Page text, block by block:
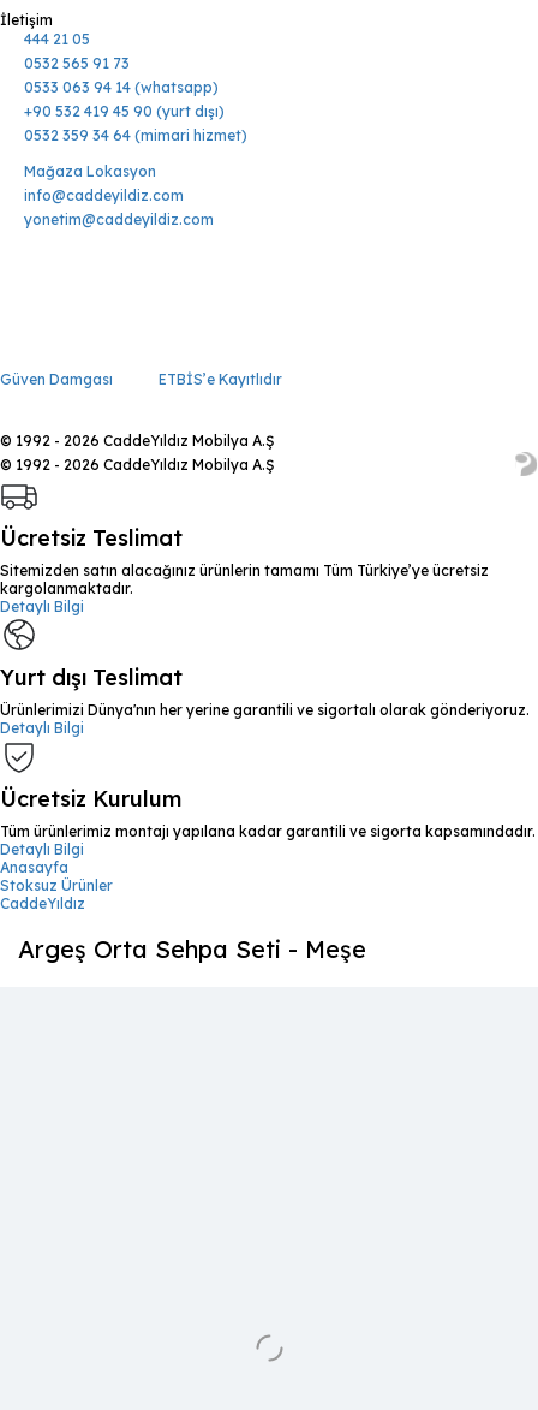
İletişim
444 21 05
0532 565 91 73
0533 063 94 14 (whatsapp)
+90 532 419 45 90 (yurt dışı)
0532 359 34 64 (mimari hizmet)
Mağaza Lokasyon
info@caddeyildiz.com
yonetim@caddeyildiz.com
Güven Damgası ETBİS’e Kayıtlıdır
© 1992 - 2026 CaddeYıldız Mobilya A.Ş
© 1992 - 2026 CaddeYıldız Mobilya A.Ş
Ücretsiz Teslimat
Sitemizden satın alacağınız ürünlerin tamamı Tüm Türkiye’ye ücretsiz
kargolanmaktadır.
Detaylı Bilgi
Yurt dışı Teslimat
Ürünlerimizi Dünya'nın her yerine garantili ve sigortalı olarak gönderiyoruz.
Detaylı Bilgi
Ücretsiz Kurulum
Tüm ürünlerimiz montajı yapılana kadar garantili ve sigorta kapsamındadır.
Detaylı Bilgi
Anasayfa
Stoksuz Ürünler
CaddeYıldız
Argeş Orta Sehpa Seti - Meşe